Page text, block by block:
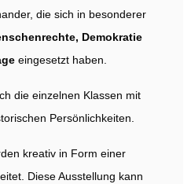
die sich in besonderer
Demokratie
eingesetzt haben.
die einzelnen Klassen mit
Persönlichkeiten.
kreativ in Form einer
Diese Ausstellung kann